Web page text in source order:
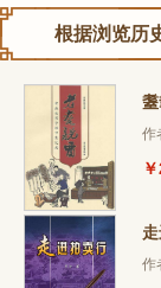
根据浏览历
作
作